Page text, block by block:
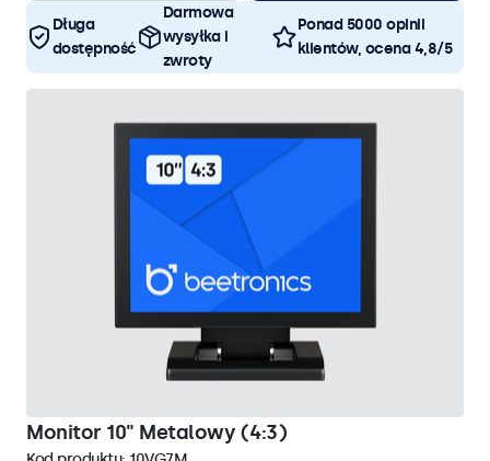
Długa
dostępność
Darmowa
wysyłka i
zwroty
Ponad 5000 opinii
klientów, ocena 4,8/5
Monitor 10" Metalowy (4:3)